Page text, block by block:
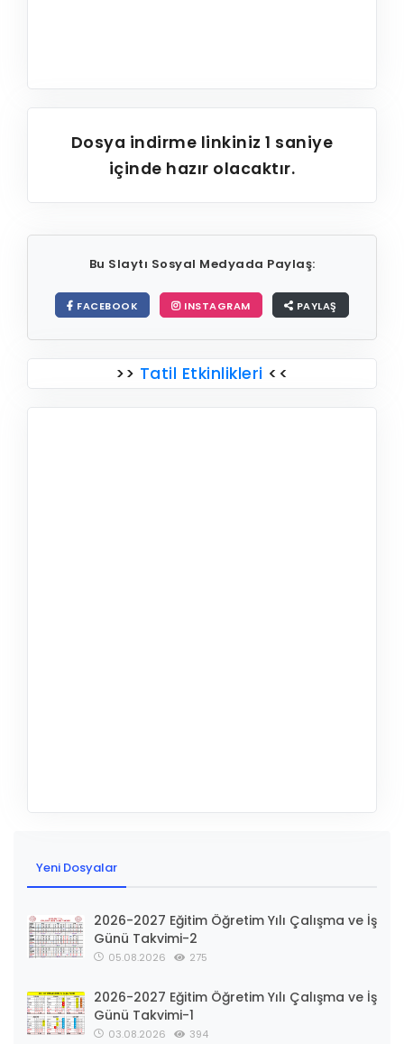
Dosya indirme linkiniz1 saniye
içinde hazır olacaktır.
Bu Slaytı Sosyal Medyada Paylaş:
FACEBOOK INSTAGRAM PAYLAŞ
>> Tatil Etkinlikleri <<
Yeni Dosyalar
2026-2027 Eğitim Öğretim Yılı Çalışma ve İş
Günü Takvimi-2
05.08.2026 275
2026-2027 Eğitim Öğretim Yılı Çalışma ve İş
Günü Takvimi-1
03.08.2026 394